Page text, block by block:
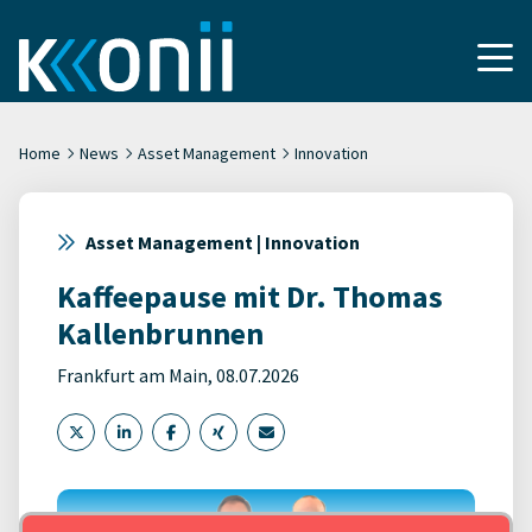
Home News Asset Management Innovation
Asset Management | Innovation
Kaffeepause mit Dr. Thomas
Kallenbrunnen
Frankfurt am Main, 08.07.2026